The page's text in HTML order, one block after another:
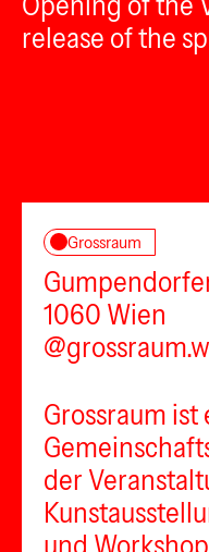
release of the
Grossraum
1060 Wien
Grossraum
der